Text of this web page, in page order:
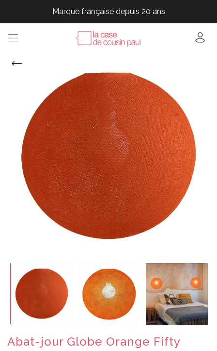
Marque française depuis 20 ans
Marque française depuis 20 ans
Abat-jour Globe Orange Fifty